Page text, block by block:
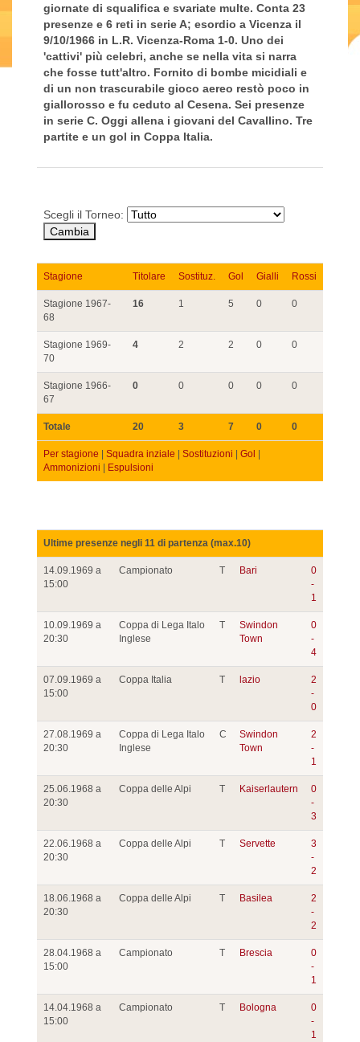
giornate di squalifica e svariate multe. Conta 23
presenze e 6 reti in serie A; esordio a Vicenza il
9/10/1966 in L.R. Vicenza-Roma 1-0. Uno dei
'cattivi' più celebri, anche se nella vita si narra
che fosse tutt'altro. Fornito di bombe micidiali e
di un non trascurabile gioco aereo restò poco in
giallorosso e fu ceduto al Cesena. Sei presenze
in serie C. Oggi allena i giovani del Cavallino. Tre
partite e un gol in Coppa Italia.
Scegli il Torneo:
Stagione Titolare Sostituz. Gol Gialli Rossi
Stagione 1967-
68
16 1 5 0 0
Stagione 1969-
70
4 2 2 0 0
Stagione 1966-
67
0 0 0 0 0
Totale 20 3 7 0 0
Per stagione Squadra inziale Sostituzioni Gol
Ammonizioni
Espulsioni
Ultime presenze negli 11 di partenza (max.10)
14.09.1969 a
15:00
Campionato T Bari
0
-
1
10.09.1969 a
20:30
Coppa di Lega Italo
Inglese
T
Swindon
Town
0
-
4
07.09.1969 a
15:00
Coppa Italia T lazio
2
-
0
27.08.1969 a
20:30
Coppa di Lega Italo
Inglese
C
Swindon
Town
2
-
1
25.06.1968 a
20:30
Coppa delle Alpi T Kaiserlautern
0
-
3
22.06.1968 a
20:30
Coppa delle Alpi T Servette
3
-
2
18.06.1968 a
20:30
Coppa delle Alpi T Basilea
2
-
2
28.04.1968 a
15:00
Campionato T Brescia
0
-
1
14.04.1968 a
15:00
Campionato T Bologna
0
-
1